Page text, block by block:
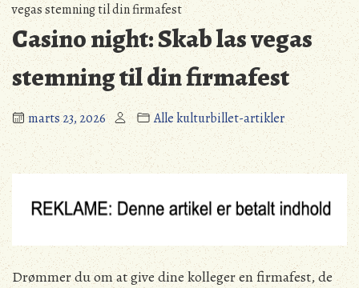
vegas stemning til din firmafest
Casino night: Skab las vegas
stemning til din firmafest
marts 23, 2026 Alle kulturbillet-artikler
Drømmer du om at give dine kolleger en firmafest, de